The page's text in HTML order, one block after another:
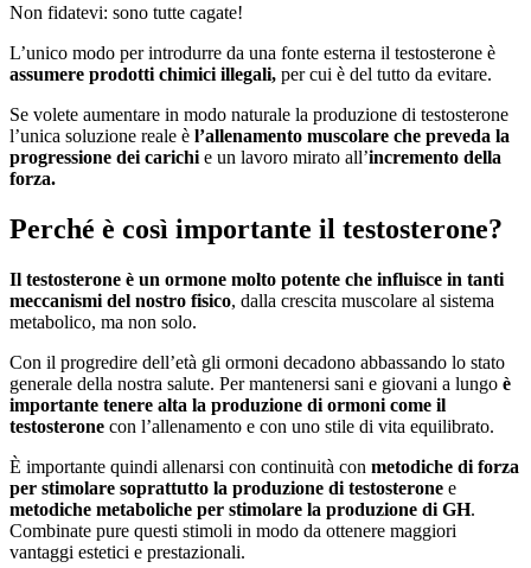
Non fidatevi: sono tutte cagate!
L’unico modo per introdurre da una fonte esterna il testosterone è
assumere prodotti chimici illegali, per cui è del tutto da evitare.
Se volete aumentare in modo naturale la produzione di testosterone
l’unica soluzione reale è l’allenamento muscolare che preveda la
progressione dei carichi e un lavoro mirato all’incremento della
forza.
Perché è così importante il testosterone?
Il testosterone è un ormone molto potente che influisce in tanti
meccanismi del nostro fisico, dalla crescita muscolare al sistema
metabolico, ma non solo.
Con il progredire dell’età gli ormoni decadono abbassando lo stato
generale della nostra salute. Per mantenersi sani e giovani a lungo è
importante tenere alta la produzione di ormoni come il
testosterone con l’allenamento e con uno stile di vita equilibrato.
È importante quindi allenarsi con continuità con metodiche di forza
per stimolare soprattutto la produzione di testosterone e
metodiche metaboliche per stimolare la produzione di GH.
Combinate pure questi stimoli in modo da ottenere maggiori
vantaggi estetici e prestazionali.